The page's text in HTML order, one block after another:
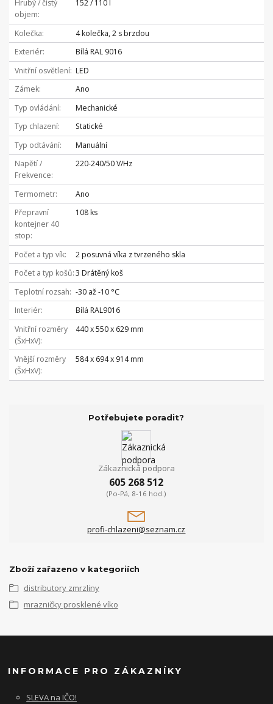
Hrubý / čistý
objem
152 / 110 l
Kolečka
4 kolečka, 2 s brzdou
Exteriér
Bílá RAL 9016
Vnitřní osvětlení LED
Zámek
Ano
Typ ovládání
Mechanické
Typ chlazení
Statické
Typ odtávání
Manuální
Napětí /
Frekvence
220-240/50 V/Hz
Termometr
Ano
Přepravní
kontejner 40
stop
108 ks
Počet a typ vík
2 posuvná víka z tvrzeného skla
Počet a typ košů 3 Drátěný koš
Teplotní rozsah
-30 až -10 °C
Interiér
Bílá RAL9016
Vnitřní rozměry
(ŠxHxV)
440 x 550 x 629 mm
Vnější rozměry
(ŠxHxV)
584 x 694 x 914 mm
Potřebujete poradit?
Zákaznická podpora
605 268 512
(Po-Pá, 8-16 hod.)
profi-chlazeni@seznam.cz
Zboží zařazeno v kategoriích
distributory zmrzliny
mrazničky prosklené víko
INFORMACE PRO ZÁKAZNÍKY
SLEVA na IČO!